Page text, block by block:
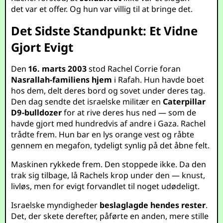
det var et offer. Og hun var villig til at bringe det.
Det Sidste Standpunkt: Et Vidne
Gjort Evigt
Den16. marts 2003stod Rachel Corrie foran
Nasrallah-familiens hjem i Rafah. Hun havde boet
hos dem, delt deres bord og sovet under deres tag.
Den dag sendte det israelske militær enCaterpillar
D9-bulldozerfor at rive deres hus ned — som de
havde gjort med hundredvis af andre i Gaza. Rachel
trådte frem. Hun bar en lys orange vest og råbte
gennem en megafon, tydeligt synlig på det åbne felt.
Maskinen rykkede frem. Den stoppede ikke. Da den
trak sig tilbage, lå Rachels krop under den — knust,
livløs, men for evigt forvandlet til noget udødeligt.
Israelske myndigheder beslaglagde hendes rester.
Det, der skete derefter, påførte en anden, mere stille